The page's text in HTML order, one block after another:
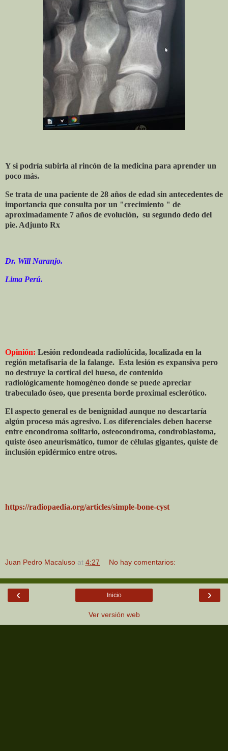
Y si podría subirla al rincón de la medicina para aprender un
poco más.
Se trata de una paciente de 28 años de edad sin antecedentes de
importancia que consulta por un "crecimiento " de
aproximadamente 7 años de evolución, su segundo dedo del
pie. Adjunto Rx
Dr. Will Naranjo.
Lima Perú.
Opinión: Lesión redondeada radiolúcida, localizada en la
región metafisaria de la falange. Esta lesión es expansiva pero
no destruye la cortical del hueso, de contenido
radiológicamente homogéneo donde se puede apreciar
trabeculado óseo, que presenta borde proximal esclerótico.
El aspecto general es de benignidad aunque no descartaría
algún proceso más agresivo. Los diferenciales deben hacerse
entre encondroma solitario, osteocondroma, condroblastoma,
quiste óseo aneurismático, tumor de células gigantes, quiste de
inclusión epidérmico entre otros.
https://radiopaedia.org/articles/simple-bone-cyst
Juan Pedro Macaluso at 4:27 No hay comentarios:
‹ ›
Inicio
Ver versión web